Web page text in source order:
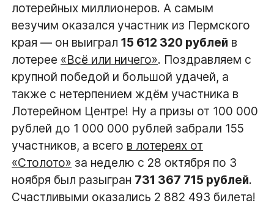
лотерейных миллионеров. А самым
везучим оказался участник из Пермского
края — он выиграл15 612 320 рублей в
лотерее «Всё или ничего». Поздравляем с
крупной победой и большой удачей, а
также с нетерпением ждём участника в
Лотерейном Центре! Ну а призы от 100 000
рублей до 1 000 000 рублей забрали 155
участников, а всего в лотереях от
«Столото» за неделю с 28 октября по 3
ноября был разыгран 731 367 715 рублей.
Счастливыми оказались 2 882 493 билета!